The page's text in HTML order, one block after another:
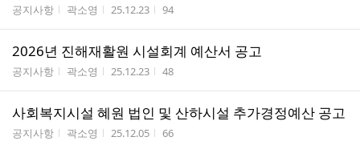
게시판명
공지사항 작성자
곽소영 작성시간
25.12.23 조회수
94
2026년 진해재활원 시설회계 예산서 공고
게시판명
공지사항 작성자
곽소영 작성시간
25.12.23 조회수
48
사회복지시설 혜원 법인 및 산하시설 추가경정예산 공고
게시판명
공지사항 작성자
곽소영 작성시간
25.12.05 조회수
66